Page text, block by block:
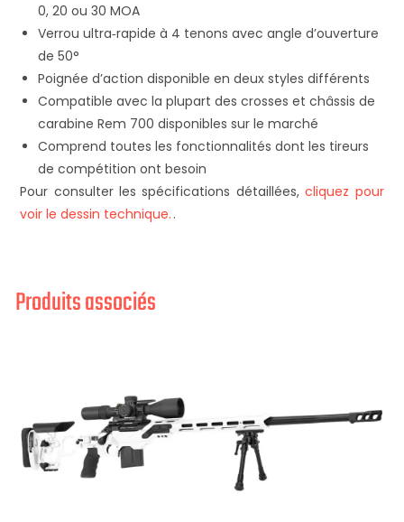
0, 20 ou 30 MOA
Verrou ultra‑rapide à 4 tenons avec angle d’ouverture
de 50°
Poignée d’action disponible en deux styles différents
Compatible avec la plupart des crosses et châssis de
carabine Rem 700 disponibles sur le marché
Comprend toutes les fonctionnalités dont les tireurs
de compétition ont besoin
Pour consulter les spécifications détaillées,cliquez pour
voir le dessin technique. .
Produits associés